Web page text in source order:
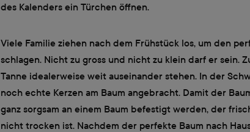
des Kalenders ein Türchen öffnen.
Viele Familie ziehen nach dem Frühstück los, um den
schlagen. Nicht zu gross und nicht zu klein darf er sein.
Tanne idealerweise weit auseinander stehen. In der
noch echte Kerzen am Baum angebracht. Damit der
ganz sorgsam an einem Baum befestigt werden, der
nicht trocken ist. Nachdem der perfekte Baum nach